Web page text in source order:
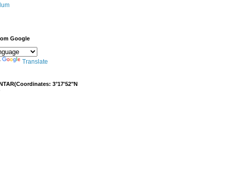
Google
Translate
3°17'52"N